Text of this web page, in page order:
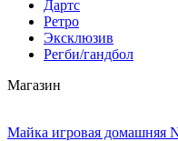
Дартс
Ретро
Эксклюзив
Регби/гандбол
Магазин
Майка игровая домашняя